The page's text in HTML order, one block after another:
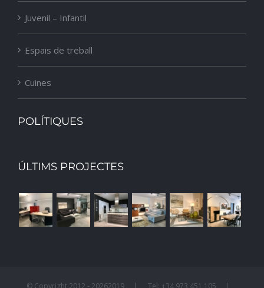
Juvenil – Infantil
Espais de treball
Cuines
POLÍTIQUES
ÚLTIMS PROJECTES
© Copyright 2012 - 20262019 | Tel: +34 973 451 105 |